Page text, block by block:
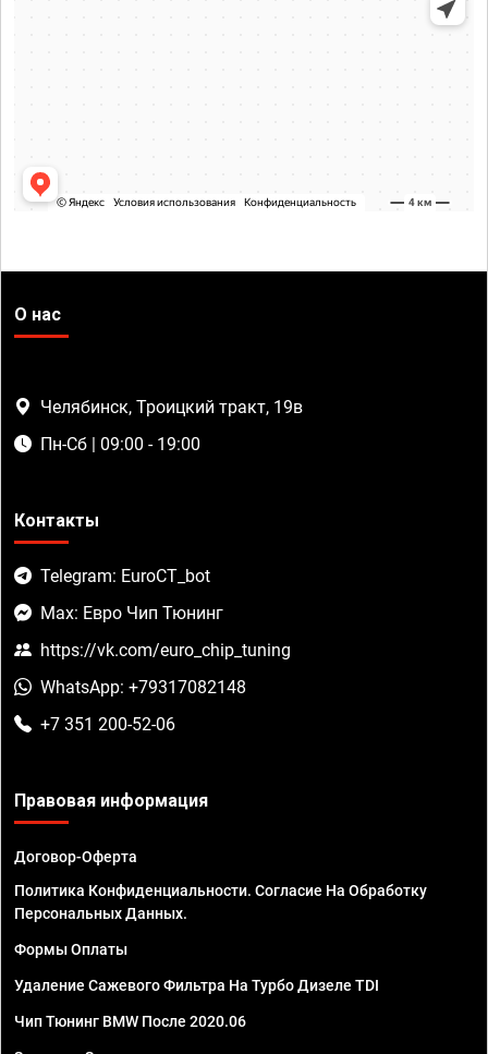
О нас
Челябинск, Троицкий тракт, 19в
Пн-Сб | 09:00 - 19:00
Контакты
Telegram: EuroCT_bot
Max: Евро Чип Тюнинг
https://vk.com/euro_chip_tuning
WhatsApp: +79317082148
+7 351 200-52-06
Правовая информация
Договор-Оферта
Политика Конфиденциальности. Согласие На Обработку
Персональных Данных.
Формы Оплаты
Удаление Сажевого Фильтра На Турбо Дизеле TDI
Чип Тюнинг BMW После 2020.06